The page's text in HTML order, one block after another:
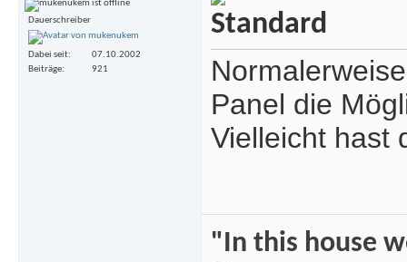
Dauerschreiber
Dabei seit
07.10.2002
Beiträge
921
Panel die
Vielleicht hast
"In this house